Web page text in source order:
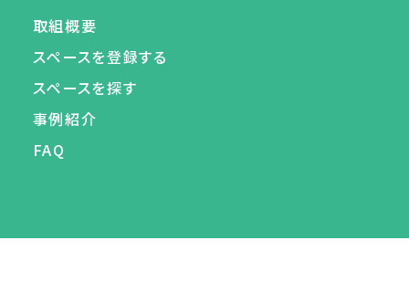
取組概要
スペースを登録する
スペースを探す
事例紹介
FAQ